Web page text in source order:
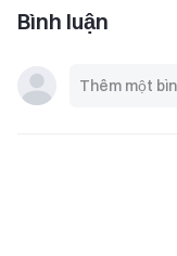
Bình luận